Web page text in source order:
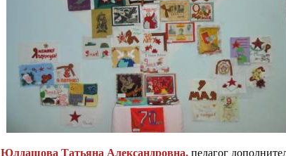
Юлдашова Татьяна Александровна, педагог